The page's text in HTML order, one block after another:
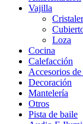
Vajilla
Loza
Cocina
Calefacción
Accesorios de
Decoración
Mantelería
Otros
Pista de baile